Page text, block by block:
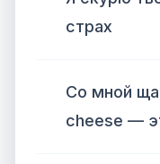
страх
Со мной
cheese —